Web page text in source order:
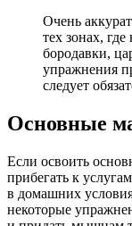
Очень
тех зонах,
бородавки,
упражнения
следует
Основные
Если освоить
прибегать к
в домашних
некоторые